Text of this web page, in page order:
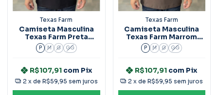
Texas Farm
Camiseta Masculina
Texas Farm Preta
CM653
P M G GG
R$107,91 com Pix
2 x de R$59,95 sem juros
Texas Farm
Camiseta Masculina
Texas Farm Marrom
Café CM618
P M G GG
R$107,91 com Pix
2 x deR$59,95 sem juros